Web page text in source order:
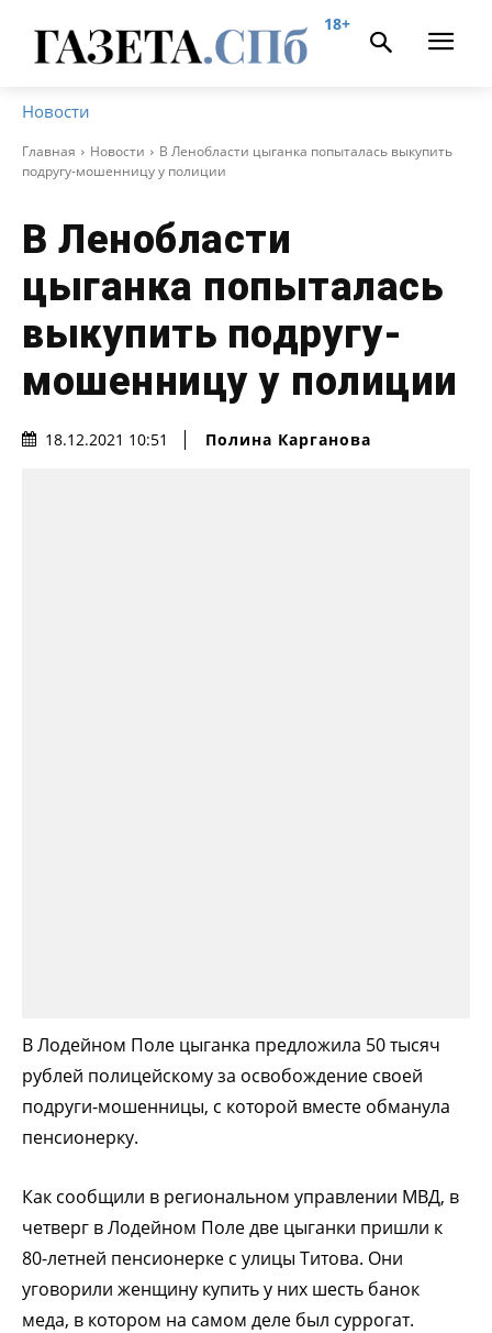
18+
Новости
Главная Новости
В Ленобласти цыганка попыталась выкупить
подругу-мошенницу у полиции
В Ленобласти
цыганка попыталась
выкупить подругу-
мошенницу у полиции
18.12.2021 10:51 Полина Карганова
В Лодейном Поле цыганка предложила 50 тысяч
рублей полицейскому за освобождение своей
подруги-мошенницы, с которой вместе обманула
пенсионерку.
Как сообщили в региональном управлении МВД, в
четверг в Лодейном Поле две цыганки пришли к
80-летней пенсионерке с улицы Титова. Они
уговорили женщину купить у них шесть банок
меда, в котором на самом деле был суррогат.